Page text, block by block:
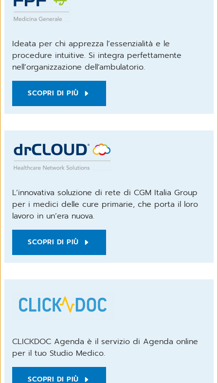
Ideata per chi apprezza l’essenzialità e le
procedure intuitive. Si integra perfettamente
nell’organizzazione dell’ambulatorio.
SCOPRI DI PIÙ
L’innovativa soluzione di rete di CGM Italia Group
per i medici delle cure primarie, che porta il loro
lavoro in un’era nuova.
SCOPRI DI PIÙ
CLICKDOC Agenda è il servizio di Agenda online
per il tuo Studio Medico.
SCOPRI DI PIÙ